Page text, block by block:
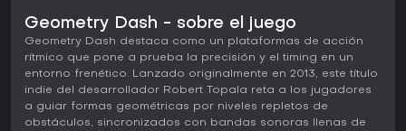
Geometry Dash - sobre el juego
Geometry Dash destaca como un plataformas de acción
rítmico que pone a prueba la precisión y el timing en un
entorno frenético. Lanzado originalmente en 2013, este título
indie del desarrollador Robert Topala reta a los jugadores
a guiar formas geométricas por niveles repletos de
obstáculos, sincronizados con bandas sonoras llenas de